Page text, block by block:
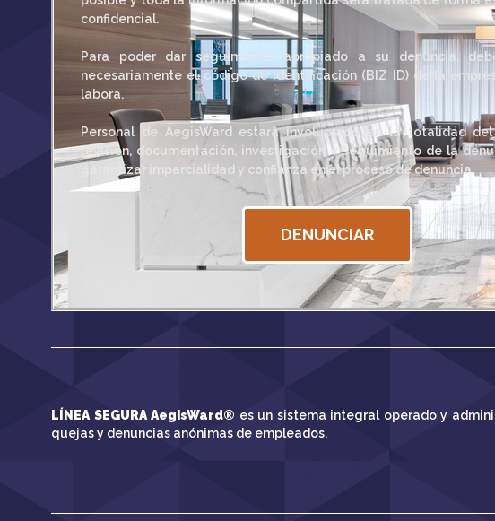
confidencial.
Para poder dar seguimiento apropiado a su denuncia,
necesariamente el código de identificación (BIZ ID) de la
labora.
Personal de AegisWard estará involucrado en la totalidad
revisión, documentación, investigación y seguimiento de la
garantizar imparcialidad y confianza en el proceso de denuncia.
DENUNCIAR
LÍNEA SEGURA AegisWard® es un sistema integral operado y
quejas y denuncias anónimas de empleados.